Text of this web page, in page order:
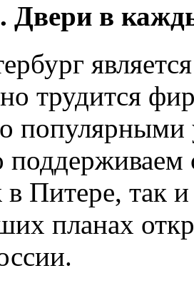
Двери в
трудится
популярными
в Питере, так
планах